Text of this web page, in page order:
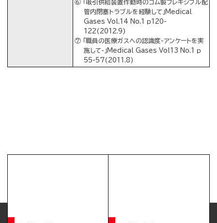
⑥ 「吸引供給装置作動時のゴム製フレキシブル配
管内閉塞トラブルを経験して」Medical
Gases Vol.14 No.1 ｐ120-
122(2012.9)
⑦ 「職員の医療ガスへの認識度-アンケートを実
施して-」Medical Gases Vol13 No.1 ｐ
55-57(2011.8)